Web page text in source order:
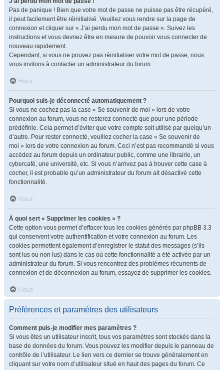
Pas de panique ! Bien que votre mot de passe ne puisse pas être récupéré,
il peut facilement être réinitialisé. Veuillez vous rendre sur la page de
connexion et cliquer sur « J’ai perdu mon mot de passe ». Suivez les
instructions et vous devriez être en mesure de pouvoir vous connecter de
nouveau rapidement.
Cependant, si vous ne pouvez pas réinitialiser votre mot de passe, nous
vous invitons à contacter un administrateur du forum.
Haut
Pourquoi suis-je déconnecté automatiquement ?
Si vous ne cochez pas la case « Se souvenir de moi » lors de votre
connexion au forum, vous ne resterez connecté que pour une période
prédéfinie. Cela permet d’éviter que votre compte soit utilisé par quelqu’un
d’autre. Pour rester connecté, veuillez cocher la case « Se souvenir de
moi » lors de votre connexion au forum. Ceci n’est pas recommandé si vous
accédez au forum depuis un ordinateur public, comme une librairie, un
cybercafé, une université, etc. Si vous n’arrivez pas à trouver cette case à
cocher, il est probable qu’un administrateur du forum ait désactivé cette
fonctionnalité.
Haut
À quoi sert « Supprimer les cookies » ?
Cette option vous permet d’effacer tous les cookies générés par phpBB 3.3
qui conservent votre authentification et votre connexion au forum. Les
cookies permettent également d’enregistrer le statut des messages (s’ils
sont lus ou non lus) dans le cas où cette fonctionnalité a été activée par un
administrateur du forum. Si vous rencontrez des problèmes récurrents de
connexion et de déconnexion au forum, essayez de supprimer les cookies.
Haut
Préférences et paramètres des utilisateurs
Comment puis-je modifier mes paramètres ?
Si vous êtes un utilisateur inscrit, tous vos paramètres sont stockés dans la
base de données du forum. Vous pouvez les modifier depuis le panneau de
contrôle de l’utilisateur. Le lien vers ce dernier se trouve généralement en
cliquant sur votre nom d’utilisateur situé en haut des pages du forum. Ce